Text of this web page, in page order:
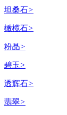
坦桑石>
橄榄石>
粉晶>
碧玉>
透辉石>
翡翠>